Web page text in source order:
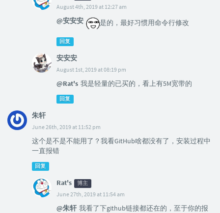
August 4th, 2019 at 12:27 am
@安安安 是的，最好习惯用命令行修改
回复
安安安
August 1st, 2019 at 08:19 pm
@Rat's 我是轻量的已买的，看上有5M宽带的
回复
朱轩
June 26th, 2019 at 11:52 pm
这个是不是不能用了？我看GitHub啥都没有了，安装过程中
一直报错
回复
Rat's 博主
June 27th, 2019 at 11:54 am
@朱轩 我看了下github链接都还在的，至于你的报